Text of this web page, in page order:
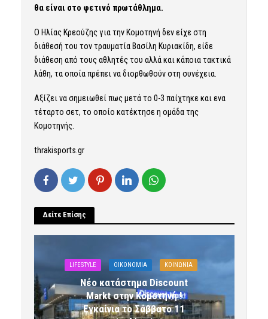
θα είναι στο φετινό πρωτάθλημα.
Ο Ηλίας Κρεούζης για την Κομοτηνή δεν είχε στη
διάθεσή του τον τραυματία Βασίλη Κυριακίδη, είδε
διάθεση από τους αθλητές του αλλά και κάποια τακτικά
λάθη, τα οποία πρέπει να διορθωθούν στη συνέχεια.
Αξίζει να σημειωθεί πως μετά το 0-3 παίχτηκε και ενα
τέταρτο σετ, το οποίο κατέκτησε η ομάδα της
Κομοτηνής.
thrakisports.gr
Δείτε Επίσης
LIFESTYLE OIKONOMIA ΚΟΙΝΩΝΙΑ
Νέο κατάστημα Discount
Markt στην Κομοτηνή !
Εγκαίνια το Σάββατο 11